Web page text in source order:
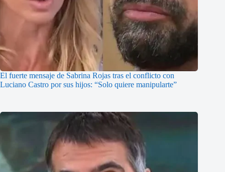
El fuerte mensaje de Sabrina Rojas tras el conflicto con
Luciano Castro por sus hijos: “Solo quiere manipularte”